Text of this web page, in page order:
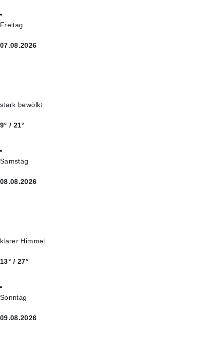
Freitag
07.08.2026
stark bewölkt
9° / 21°
Samstag
08.08.2026
klarer Himmel
13° / 27°
Sonntag
09.08.2026